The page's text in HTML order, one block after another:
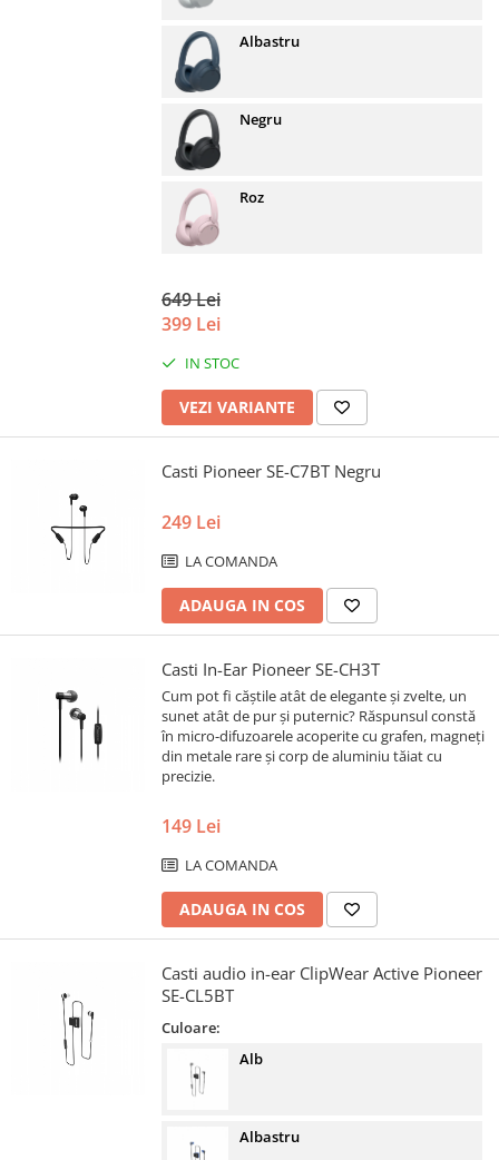
Albastru
Negru
Roz
649 Lei
399 Lei
IN STOC
VEZI VARIANTE
Casti Pioneer SE-C7BT Negru
249 Lei
LA COMANDA
ADAUGA IN COS
Casti In-Ear Pioneer SE-CH3T
Cum pot fi căștile atât de elegante și zvelte, un
sunet atât de pur și puternic? Răspunsul constă
în micro-difuzoarele acoperite cu grafen, magneți
din metale rare și corp de aluminiu tăiat cu
precizie.
149 Lei
LA COMANDA
ADAUGA IN COS
Casti audio in-ear ClipWear Active Pioneer
SE-CL5BT
Culoare:
Alb
Albastru